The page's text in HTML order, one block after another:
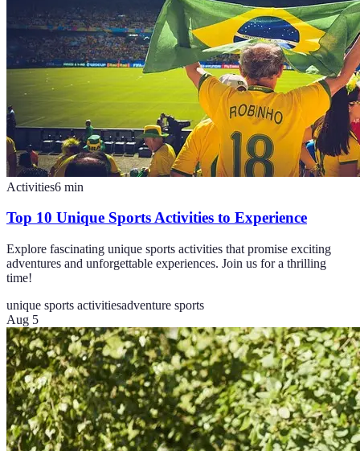
Activities6 min
Top 10 Unique Sports Activities to Experience
Explore fascinating unique sports activities that promise exciting
adventures and unforgettable experiences. Join us for a thrilling
time!
unique sports activitiesadventure sports
Aug 5